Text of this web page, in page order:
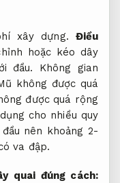
xây dựng.
Điều
hoặc kéo dây
đầu. Không gian
không được quá
được quá rộng
cho nhiều quy
nên khoảng 2-
va đập.
quai đúng cách: